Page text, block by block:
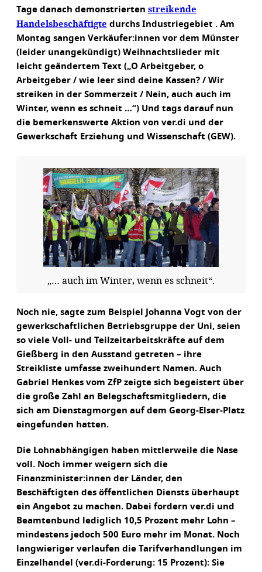
Tage danach demonstrierten streikende
Handelsbeschäftigte durchs Industriegebiet . Am
Montag sangen Verkäufer:innen vor dem Münster
(leider unangekündigt) Weihnachtslieder mit
leicht geändertem Text („O Arbeitgeber, o
Arbeitgeber / wie leer sind deine Kassen? / Wir
streiken in der Sommerzeit / Nein, auch auch im
Winter, wenn es schneit …“) Und tags darauf nun
die bemerkenswerte Aktion von ver.di und der
Gewerkschaft Erziehung und Wissenschaft (GEW).
„… auch im Winter, wenn es schneit“.
Noch nie, sagte zum Beispiel Johanna Vogt von der
gewerkschaftlichen Betriebsgruppe der Uni, seien
so viele Voll- und Teilzeitarbeitskräfte auf dem
Gießberg in den Ausstand getreten – ihre
Streikliste umfasse zweihundert Namen. Auch
Gabriel Henkes vom ZfP zeigte sich begeistert über
die große Zahl an Belegschaftsmitgliedern, die
sich am Dienstagmorgen auf dem Georg-Elser-Platz
eingefunden hatten.
Die Lohnabhängigen haben mittlerweile die Nase
voll. Noch immer weigern sich die
Finanzminister:innen der Länder, den
Beschäftigten des öffentlichen Diensts überhaupt
ein Angebot zu machen. Dabei fordern ver.di und
Beamtenbund lediglich 10,5 Prozent mehr Lohn –
mindestens jedoch 500 Euro mehr im Monat. Noch
langwieriger verlaufen die Tarifverhandlungen im
Einzelhandel (ver.di-Forderung: 15 Prozent): Sie